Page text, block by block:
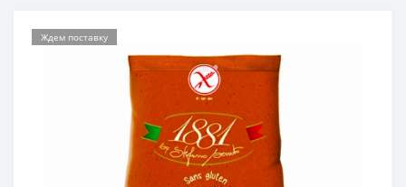
Ждем поставку